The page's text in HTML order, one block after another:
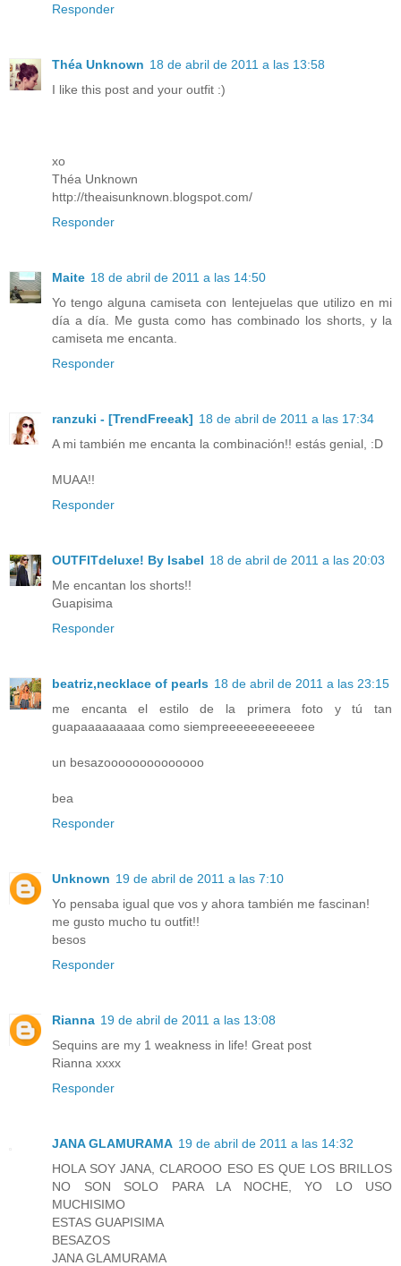
Responder
Théa Unknown 18 de abril de 2011 a las 13:58
I like this post and your outfit :)
xo
Théa Unknown
http://theaisunknown.blogspot.com/
Responder
Maite 18 de abril de 2011 a las 14:50
Yo tengo alguna camiseta con lentejuelas que utilizo en mi
día a día. Me gusta como has combinado los shorts, y la
camiseta me encanta.
Responder
ranzuki - [TrendFreeak] 18 de abril de 2011 a las 17:34
A mi también me encanta la combinación!! estás genial, :D
MUAA!!
Responder
OUTFITdeluxe! By Isabel 18 de abril de 2011 a las 20:03
Me encantan los shorts!!
Guapisima
Responder
beatriz,necklace of pearls 18 de abril de 2011 a las 23:15
me encanta el estilo de la primera foto y tú tan
guapaaaaaaaaa como siempreeeeeeeeeeeee
un besazoooooooooooooo
bea
Responder
Unknown 19 de abril de 2011 a las 7:10
Yo pensaba igual que vos y ahora también me fascinan!
me gusto mucho tu outfit!!
besos
Responder
Rianna 19 de abril de 2011 a las 13:08
Sequins are my 1 weakness in life! Great post
Rianna xxxx
Responder
JANA GLAMURAMA 19 de abril de 2011 a las 14:32
HOLA SOY JANA, CLAROOO ESO ES QUE LOS BRILLOS
NO SON SOLO PARA LA NOCHE, YO LO USO
MUCHISIMO
ESTAS GUAPISIMA
BESAZOS
JANA GLAMURAMA